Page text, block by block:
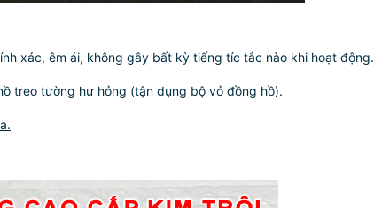
xác, êm ái, không gây bất kỳ tiếng tíc tắc nào khi hoạt động.
treo tường hư hỏng (tận dụng bộ vỏ đồng hồ).